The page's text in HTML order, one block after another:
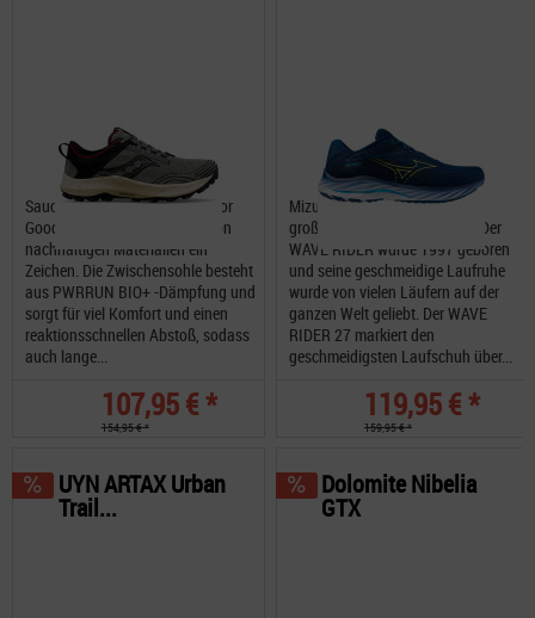
Saucony Peregrine RGF, Run For
Good, setzt mit dem Einsatz von
nachhaltigen Materialien ein
Zeichen. Die Zwischensohle besteht
aus PWRRUN BIO+ -Dämpfung und
sorgt für viel Komfort und einen
reaktionsschnellen Abstoß, sodass
auch lange...
107,95 € *
154,95 € *
Mizuno Wave Rider 27 ein
großartigen Trainings-Schuh. Der
WAVE RIDER wurde 1997 geboren
und seine geschmeidige Laufruhe
wurde von vielen Läufern auf der
ganzen Welt geliebt. Der WAVE
RIDER 27 markiert den
geschmeidigsten Laufschuh über...
119,95 € *
159,95 € *
UYN ARTAX Urban
Trail...
Dolomite Nibelia
GTX